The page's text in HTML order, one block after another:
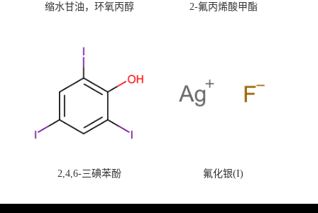
缩水甘油，环氧丙醇 2-氟丙烯酸甲酯
2,4,6-三碘苯酚 氟化银(I)